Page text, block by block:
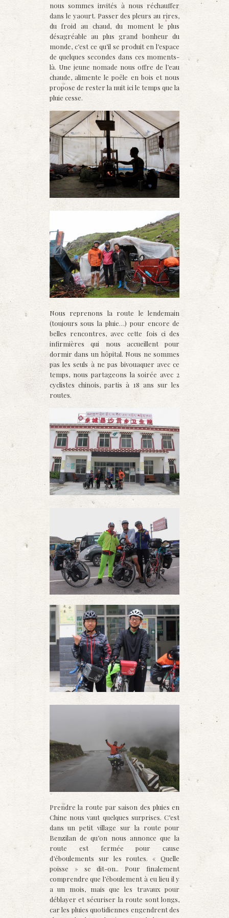
nous sommes invités à nous réchauffer
dans le yaourt. Passer des pleurs au rires,
du froid au chaud, du moment le plus
désagréable au plus grand bonheur du
monde, c’est ce qu’il se produit en l’espace
de quelques secondes dans ces moments-
là. Une jeune nomade nous offre de l’eau
chaude, alimente le poêle en bois et nous
propose de rester la nuit ici le temps que la
pluie cesse.
Nous reprenons la route le lendemain
(toujours sous la pluie…) pour encore de
belles rencontres, avec cette fois ci des
infirmières qui nous accueillent pour
dormir dans un hôpital. Nous ne sommes
pas les seuls à ne pas bivouaquer avec ce
temps, nous partageons la soirée avec 2
cyclistes chinois, partis à 18 ans sur les
routes.
Prendre la route par saison des pluies en
Chine nous vaut quelques surprises. C’est
dans un petit village sur la route pour
Benzilan de qu’on nous annonce que la
route est fermée pour cause
d’éboulements sur les routes. « Quelle
poisse » se dit-on.. Pour finalement
comprendre que l’éboulement à eu lieu il y
a un mois, mais que les travaux pour
déblayer et sécuriser la route sont longs,
car les pluies quotidiennes engendrent des